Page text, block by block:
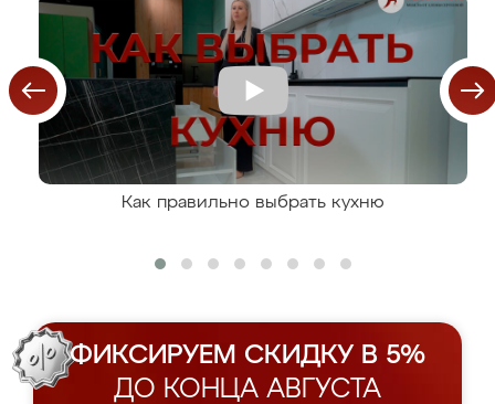
Как правильно выбрать кухню
ФИКСИРУЕМ СКИДКУ В 5%
ДО КОНЦА АВГУСТА